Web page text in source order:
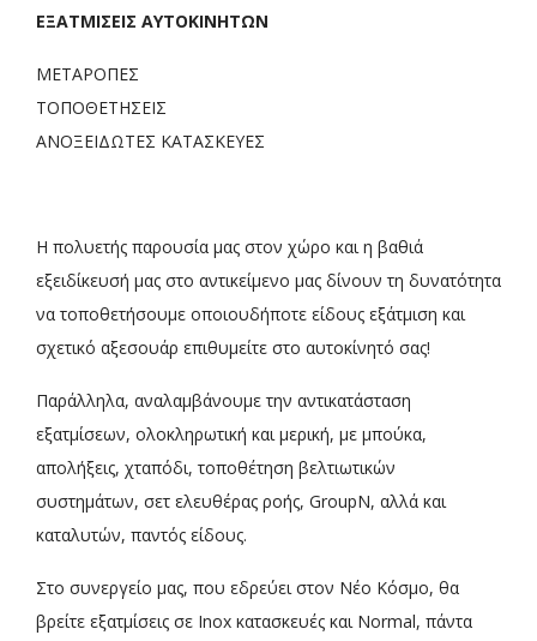
ΕΞΑΤΜΙΣΕΙΣ ΑΥΤΟΚΙΝΗΤΩΝ
ΜΕΤΑΡΟΠΕΣ
ΤΟΠΟΘΕΤΗΣΕΙΣ
ΑΝΟΞΕΙΔΩΤΕΣ ΚΑΤΑΣΚΕΥΕΣ
Η πολυετής παρουσία μας στον χώρο και η βαθιά
εξειδίκευσή μας στο αντικείμενο μας δίνουν τη δυνατότητα
να τοποθετήσουμε οποιουδήποτε είδους εξάτμιση και
σχετικό αξεσουάρ επιθυμείτε στο αυτοκίνητό σας!
Παράλληλα, αναλαμβάνουμε την αντικατάσταση
εξατμίσεων, ολοκληρωτική και μερική, με μπούκα,
απολήξεις, χταπόδι, τοποθέτηση βελτιωτικών
συστημάτων, σετ ελευθέρας ροής, GroupN, αλλά και
καταλυτών, παντός είδους.
Στο συνεργείο μας, που εδρεύει στον Νέο Κόσμο, θα
βρείτε εξατμίσεις σε Inox κατασκευές και Normal, πάντα